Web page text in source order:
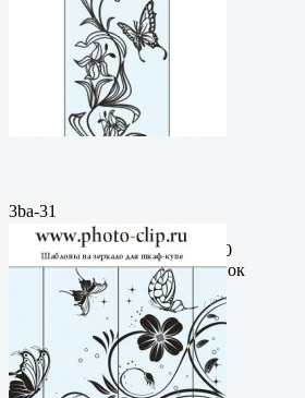
3ba-31
Пескоструйный
рисунокФормат: cdrЦена: 200
руб.Метки: векторный рисунок